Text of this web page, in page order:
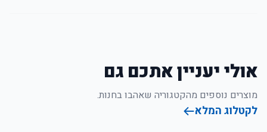
אולי יעניין אתכם גם
מוצרים נוספים מהקטגוריה שאהבו בחנות.
לקטלוג המלא